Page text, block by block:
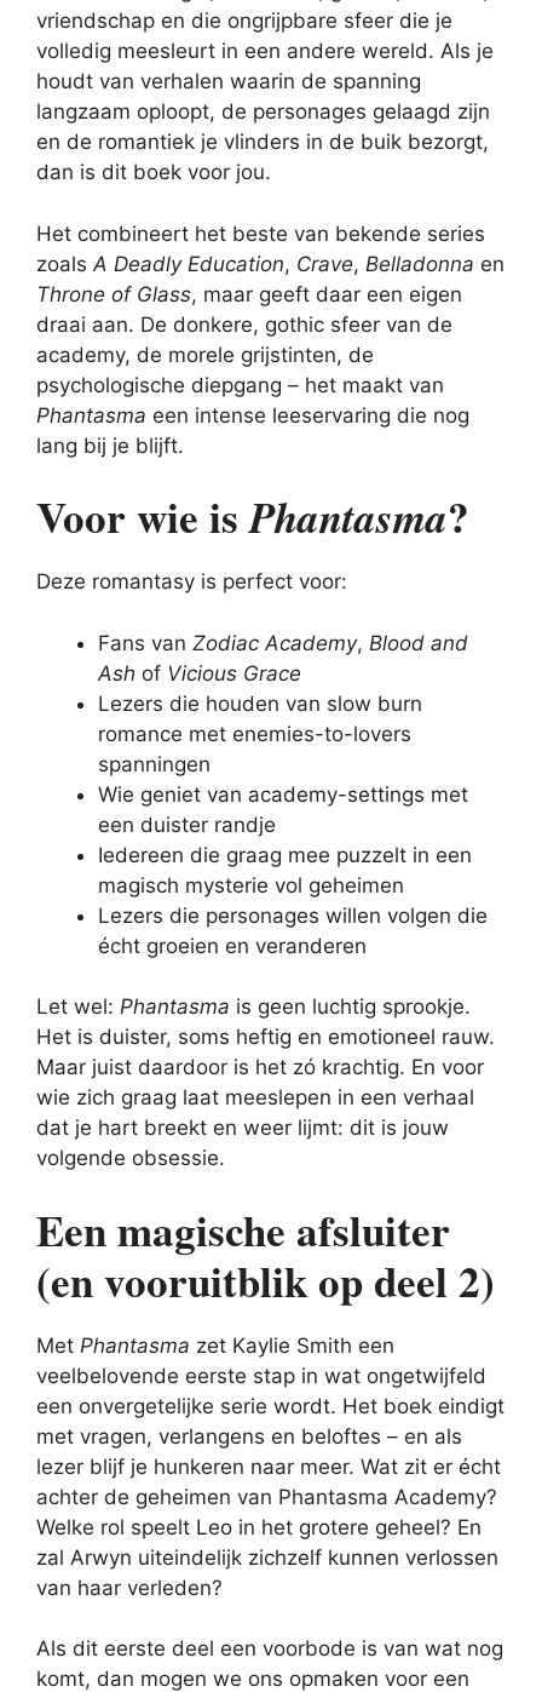
vriendschap en die ongrijpbare sfeer die je
volledig meesleurt in een andere wereld. Als je
houdt van verhalen waarin de spanning
langzaam oploopt, de personages gelaagd zijn
en de romantiek je vlinders in de buik bezorgt,
dan is dit boek voor jou.
Het combineert het beste van bekende series
zoals A Deadly Education, Crave, Belladonna en
Throne of Glass, maar geeft daar een eigen
draai aan. De donkere, gothic sfeer van de
academy, de morele grijstinten, de
psychologische diepgang – het maakt van
Phantasma een intense leeservaring die nog
lang bij je blijft.
Voor wie isPhantasma?
Deze romantasy is perfect voor:
Fans van Zodiac Academy, Blood and
Ash of Vicious Grace
Lezers die houden van slow burn
romance met enemies-to-lovers
spanningen
Wie geniet van academy-settings met
een duister randje
Iedereen die graag mee puzzelt in een
magisch mysterie vol geheimen
Lezers die personages willen volgen die
écht groeien en veranderen
Let wel: Phantasma is geen luchtig sprookje.
Het is duister, soms heftig en emotioneel rauw.
Maar juist daardoor is het zó krachtig. En voor
wie zich graag laat meeslepen in een verhaal
dat je hart breekt en weer lijmt: dit is jouw
volgende obsessie.
Een magische afsluiter
(en vooruitblik op deel 2)
Met Phantasma zet Kaylie Smith een
veelbelovende eerste stap in wat ongetwijfeld
een onvergetelijke serie wordt. Het boek eindigt
met vragen, verlangens en beloftes – en als
lezer blijf je hunkeren naar meer. Wat zit er écht
achter de geheimen van Phantasma Academy?
Welke rol speelt Leo in het grotere geheel? En
zal Arwyn uiteindelijk zichzelf kunnen verlossen
van haar verleden?
Als dit eerste deel een voorbode is van wat nog
komt, dan mogen we ons opmaken voor een